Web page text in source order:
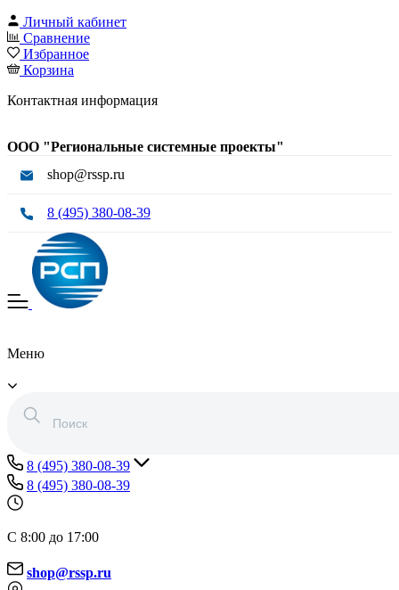
Личный кабинет
Сравнение
Избранное
Корзина
Контактная информация
ООО "Региональные системные проекты"
shop@rssp.ru
8 (495) 380-08-39
Меню
8 (495) 380-08-39
8 (495) 380-08-39
С 8:00 до 17:00
shop@rssp.ru